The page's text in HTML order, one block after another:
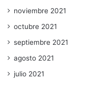
noviembre 2021
octubre 2021
septiembre 2021
agosto 2021
julio 2021